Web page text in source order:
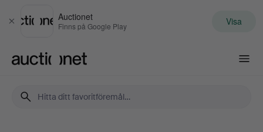
Stäng
Auctionet
Finns på Google Play Visa